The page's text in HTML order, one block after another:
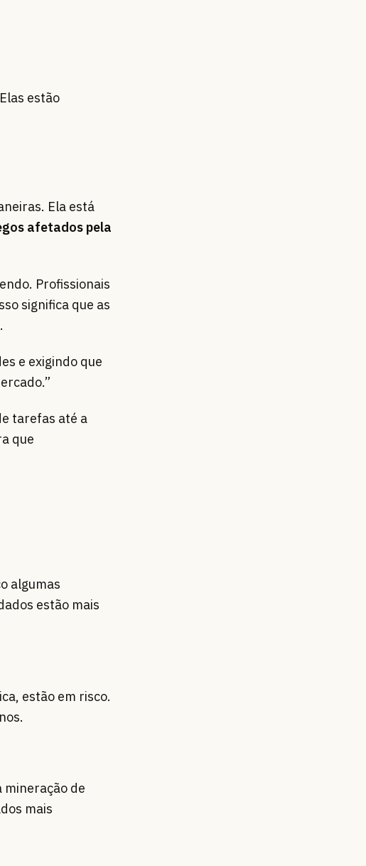
estão
Ela está
afetados pela
Profissionais
significa que as
e exigindo que
tarefas até a
que
algumas
estão mais
estão em risco.
mineração de
mais